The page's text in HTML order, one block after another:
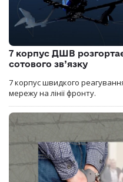
7 корпус ДШВ
сотового зв’язку
7 корпус швидкого
мережу на лінії фронту.